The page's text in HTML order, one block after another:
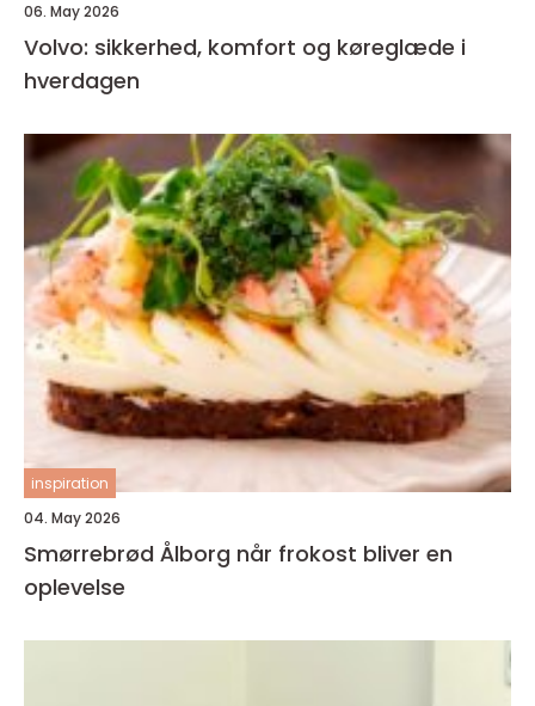
06. May 2026
Volvo: sikkerhed, komfort og køreglæde i
hverdagen
inspiration
04. May 2026
Smørrebrød Ålborg når frokost bliver en
oplevelse